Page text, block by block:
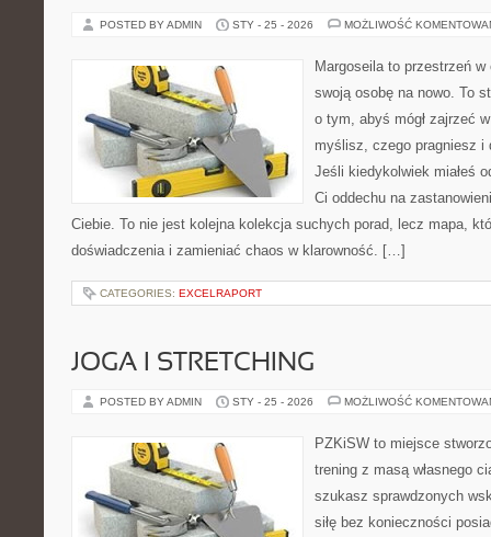
POSTED BY ADMIN STY - 25 - 2026 MOŻLIWOŚĆ
Margoseila to przestrzeń
swoją osobę na nowo. To
o tym, abyś mógł zajrzeć
myślisz, czego pragniesz
Jeśli kiedykolwiek miałeś
Ci oddechu na
Ciebie. To nie jest kolejna kolekcja suchych porad, lecz mapa,
doświadczenia i zamieniać chaos w klarowność. […]
CATEGORIES: EXCELRAPORT
JOGA I STRETCHING
POSTED BY ADMIN STY - 25 - 2026 MOŻLIWOŚĆ
PZKiSW to miejsce
trening z masą własnego
szukasz sprawdzonych
siłę bez konieczności